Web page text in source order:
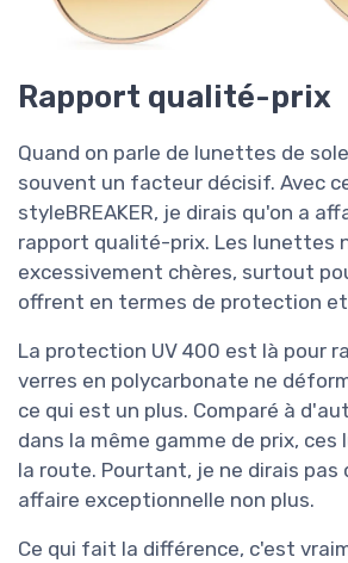
Rapport qualité-prix
Quand on parle de lunettes de
souvent un facteur décisif. Avec
styleBREAKER, je dirais qu'on a
rapport qualité-prix. Les lunettes
excessivement chères, surtout
offrent en termes de protection
La protection UV 400 est là pour
verres en polycarbonate ne
ce qui est un plus. Comparé à
dans la même gamme de prix,
la route. Pourtant, je ne dirais pas
affaire exceptionnelle non plus.
Ce qui fait la différence, c'est